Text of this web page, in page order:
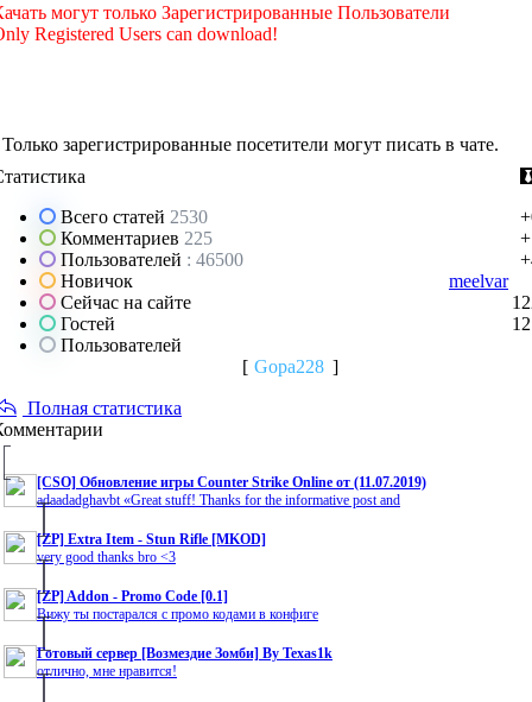
могут только Зарегистрированные Пользователи
Registered Users can download!
Только зарегистрированные посетители могут писать в чате.
Всего статей 2530
Комментариев 225
Пользователей : 46500
Новичок
meelvar
Сейчас на сайте
Гостей
Пользователей
[ Gopa228 ]
Полная статистика
[CSO] Обновление игры Counter Strike Online от (11.07.2019)
adaadadghavbt «Great stuff! Thanks for the informative post and
[ZP] Extra Item - Stun Rifle [MKOD]
very good thanks bro <3
[ZP] Addon - Promo Code [0.1]
Вижу ты постарался с промо кодами в конфиге
Готовый сервер [Возмездие Зомби] By Texas1k
отлично, мне нравится!